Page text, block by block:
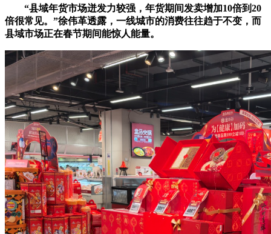
“县域年货市场迸发力较强，年货期间发卖增加10倍到20
倍很常见。”徐伟革透露，一线城市的消费往往趋于不变，而
县域市场正在春节期间能惊人能量。